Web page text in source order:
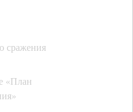
сражения
«План